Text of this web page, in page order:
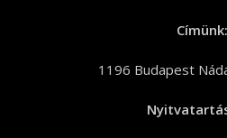
Címünk:
1196 Budapest